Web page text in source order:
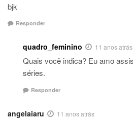
bjk
Responder
quadro_feminino 11 anos atrás
Quais você indica? Eu amo
séries.
Responder
angelaiaru 11 anos atrás